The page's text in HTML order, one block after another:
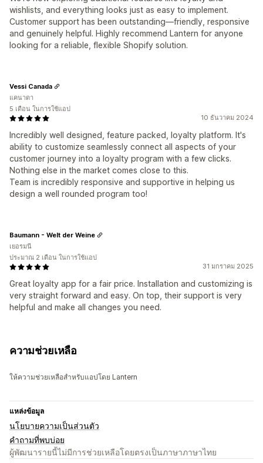
wishlists, and everything looks just as easy to implement.
Customer support has been outstanding—friendly, responsive
and genuinely helpful. Highly recommend Lantern for anyone
looking for a reliable, flexible Shopify solution.
10 ธันวาคม 2024
Incredibly well designed, feature packed, loyalty platform. It's
ability to customize seamlessly connect all aspects of your
customer journey into a loyalty program with a few clicks.
Nothing else in the market comes close to this.
Team is incredibly responsive and supportive in helping us
design a well rounded program too!
Vessi Canada
แคนาดา
5 เดือน ในการใช้แอป
31 มกราคม 2025
Great loyalty app for a fair price. Installation and customizing is
very straight forward and easy. On top, their support is very
helpful and make all changes you need.
Baumann - Welt der Weine
เยอรมนี
ประมาณ 2 เดือน ในการใช้แอป
ความช่วยเหลือ
ให้ความช่วยเหลือสำหรับแอปโดย Lantern
แหล่งข้อมูล
นโยบายความเป็นส่วนตัว
คำถามที่พบบ่อย
ผู้พัฒนารายนี้ไม่มีการช่วยเหลือโดยตรงเป็นภาษาภาษาไทย